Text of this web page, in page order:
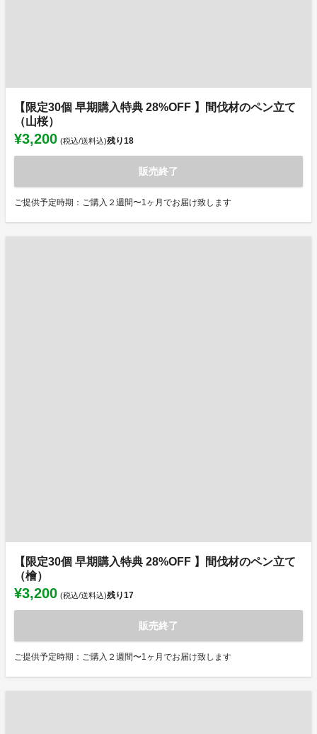
【限定30個 早期購入特典 28%OFF 】間伐材のペン立て
（山桜）
¥3,200 (税込/送料込)残り18
販売終了
ご提供予定時期：ご購入２週間〜1ヶ月でお届け致します
【限定30個 早期購入特典 28%OFF 】間伐材のペン立て
（檜）
¥3,200 (税込/送料込)残り17
販売終了
ご提供予定時期：ご購入２週間〜1ヶ月でお届け致します